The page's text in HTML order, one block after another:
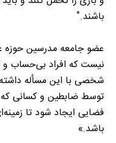
باشند."
عضو جامعه مدرسین حوزه
نیست که افراد بی‌حساب و
شخصی با این مسأله
توسط ضابطین و کسانی که
فضایی ایجاد شود تا
باشد.»